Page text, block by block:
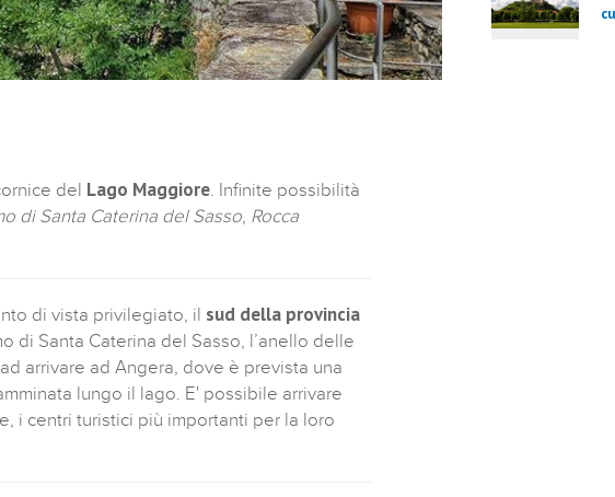
del Lago Maggiore. Infinite possibilità
di Santa Caterina del Sasso, Rocca
di vista privilegiato, il sud della provincia
di Santa Caterina del Sasso, l’anello delle
arrivare ad Angera, dove è prevista una
lungo il lago. E' possibile arrivare
i centri turistici più importanti per la loro